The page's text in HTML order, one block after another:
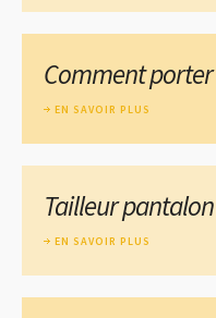
Comment porter
EN SAVOIR PLUS
Tailleur pantalon
EN SAVOIR PLUS